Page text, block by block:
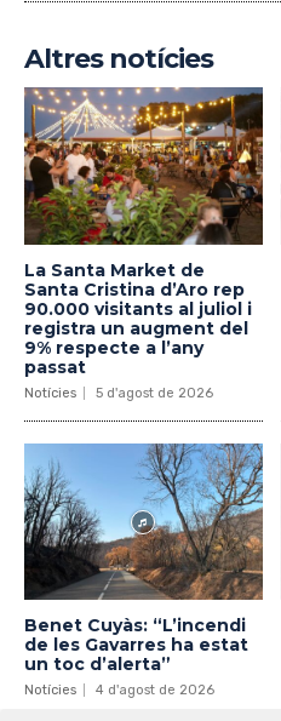
Altres notícies
La Santa Market de
Santa Cristina d’Aro rep
90.000 visitants al juliol i
registra un augment del
9% respecte a l’any
passat
Notícies 5 d'agost de 2026
Benet Cuyàs: “L’incendi
de les Gavarres ha estat
un toc d’alerta”
Notícies 4 d'agost de 2026